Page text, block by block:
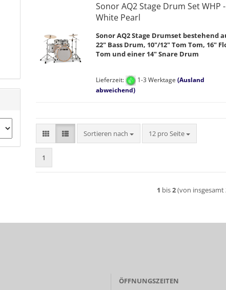
Sonor AQ2 Stage Drum Set WHP -
White Pearl
Sonor AQ2 Stage Drumset bestehend
22" Bass Drum, 10"/12" Tom Tom, 16"
Tom und einer 14" Snare Drum
Lieferzeit: 1-3 Werktage (Ausland
abweichend)
Sortieren nach
Sortieren nach 12 pro Seite
pro Seite
1
1 bis2(von insgesamt
ÖFFNUNGSZEITEN